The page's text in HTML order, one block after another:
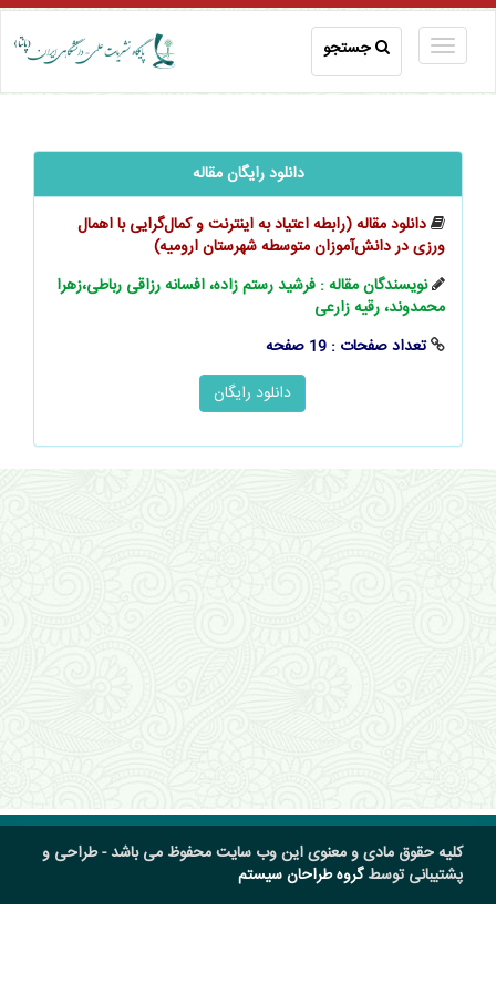
جستجو
دانلود رایگان مقاله
دانلود مقاله (رابطه اعتیاد به اینترنت و کمال‌گرایی با اهمال
‌ورزی در دانش‌آموزان متوسطه شهرستان ارومیه)
نویسندگان مقاله : فرشید رستم ‌زاده، افسانه رزاقی رباطی،زهرا
محمدوند، رقیه زارعی
تعداد صفحات : 19 صفحه
کلیه حقوق مادی و معنوی این وب سایت محفوظ می باشد - طراحی و
پشتیبانی توسطگروه طراحان سیستم